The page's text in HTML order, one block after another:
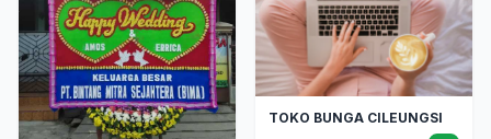
TOKO BUNGA CILEUNGSI